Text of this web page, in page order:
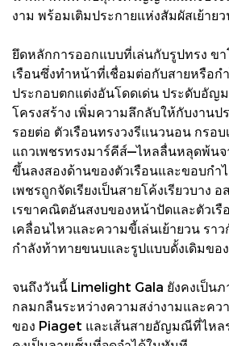
งาม พร้อมเติมประกายแห่งสัมผัสเย้ายว
ยึดหลักการออกแบบที่เล่นกับรูปทรง ขา
เรือนซึ่งทำหน้าที่เชื่อมต่อกับสายหรือก
ประกอบตกแต่งอันโดดเด่น ประดับอัญ
โครงสร้าง เพิ่มความลึกลับให้กับงานป
รอยต่อ ตัวเรือนทรงวงรีแนวนอน กรอ
แถวเพชรทรงมาร์คีส์—ไหลลื่นหลุดพ้น
ขึ้นลงสองด้านของตัวเรือนและขอบกำ
เพชรถูกจัดเรียงเป็นสายโค้งเรียวบาง
เรขาคณิตอันสงบของหน้าปัดและตัวเรื
เคลื่อนไหวและความขี้เล่นเย้ายวน ร
กำลังท้าทายขนบและรูปแบบดั้งเดิมขอ
จนถึงวันนี้ Limelight Gala ยังคงเป็น
กลมกลืนระหว่างความสง่างามและคว
ของ Piaget และเส้นสายอัญมณีที่ไหล